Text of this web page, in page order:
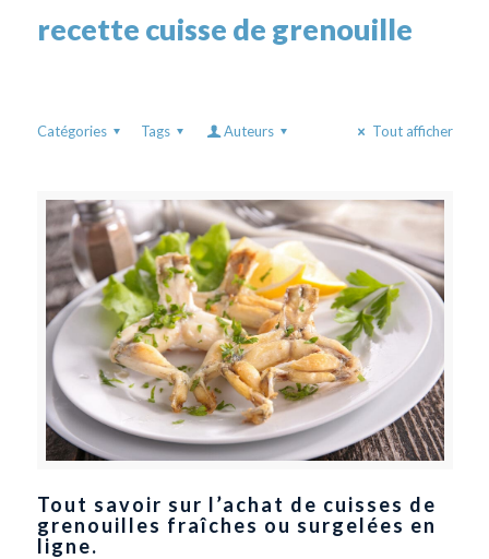
recette cuisse de grenouille
Catégories Tags Auteurs Tout afficher
Tout savoir sur l’achat de cuisses de
grenouilles fraîches ou surgelées en
ligne.